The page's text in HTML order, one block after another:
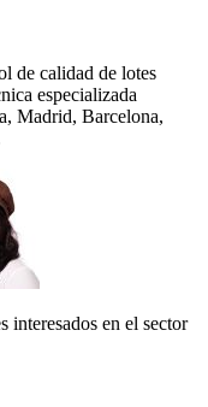
de calidad de lotes
especializada
Madrid, Barcelona,
interesados en el sector